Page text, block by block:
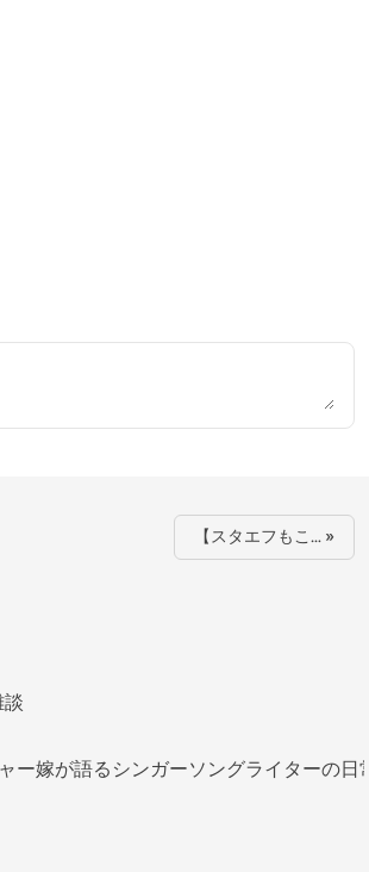
【スタエフもこ… »
談
ー嫁が語るシンガーソングライターの日常